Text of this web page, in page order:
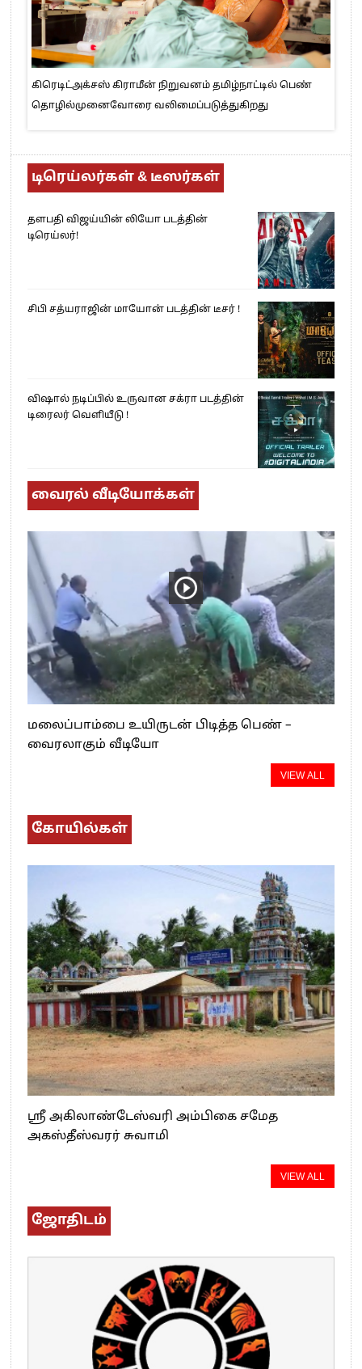
கிரெடிட்அக்சஸ் கிராமீன் நிறுவனம் தமிழ்நாட்டில் பெண்
தொழில்முனைவோரை வலிமைப்படுத்துகிறது
டிரெய்லர்கள் & டீஸர்கள்
தளபதி விஜய்யின் லியோ படத்தின்
டிரெய்லர்!
சிபி சத்யராஜின் மாயோன் படத்தின் டீசர் !
விஷால் நடிப்பில் உருவான சக்ரா படத்தின்
டிரைலர் வெளியீடு !
வைரல் வீடியோக்கள்
மலைப்பாம்பை உயிருடன் பிடித்த பெண் –
வைரலாகும் வீடியோ
VIEW ALL
கோயில்கள்
ஸ்ரீ அகிலாண்டேஸ்வரி அம்பிகை சமேத
அகஸ்தீஸ்வரர் சுவாமி
VIEW ALL
ஜோதிடம்